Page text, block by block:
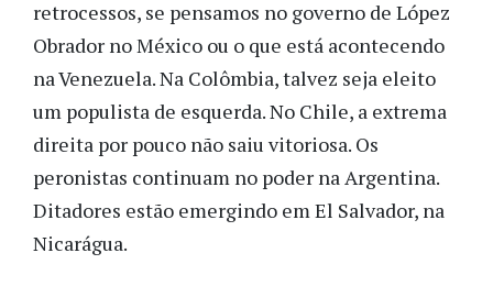
retrocessos, se pensamos no governo de López
Obrador no México ou o que está acontecendo
na Venezuela. Na Colômbia, talvez seja eleito
um populista de esquerda. No Chile, a extrema
direita por pouco não saiu vitoriosa. Os
peronistas continuam no poder na Argentina.
Ditadores estão emergindo em El Salvador, na
Nicarágua.